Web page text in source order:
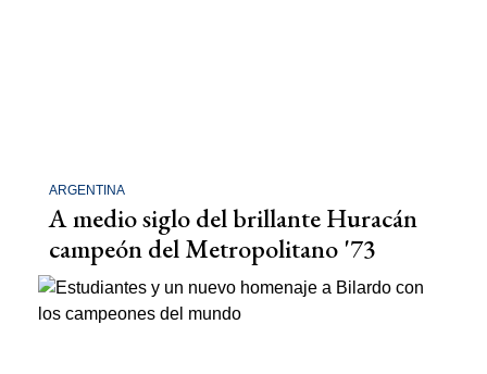
ARGENTINA
A medio siglo del brillante Huracán
campeón del Metropolitano '73